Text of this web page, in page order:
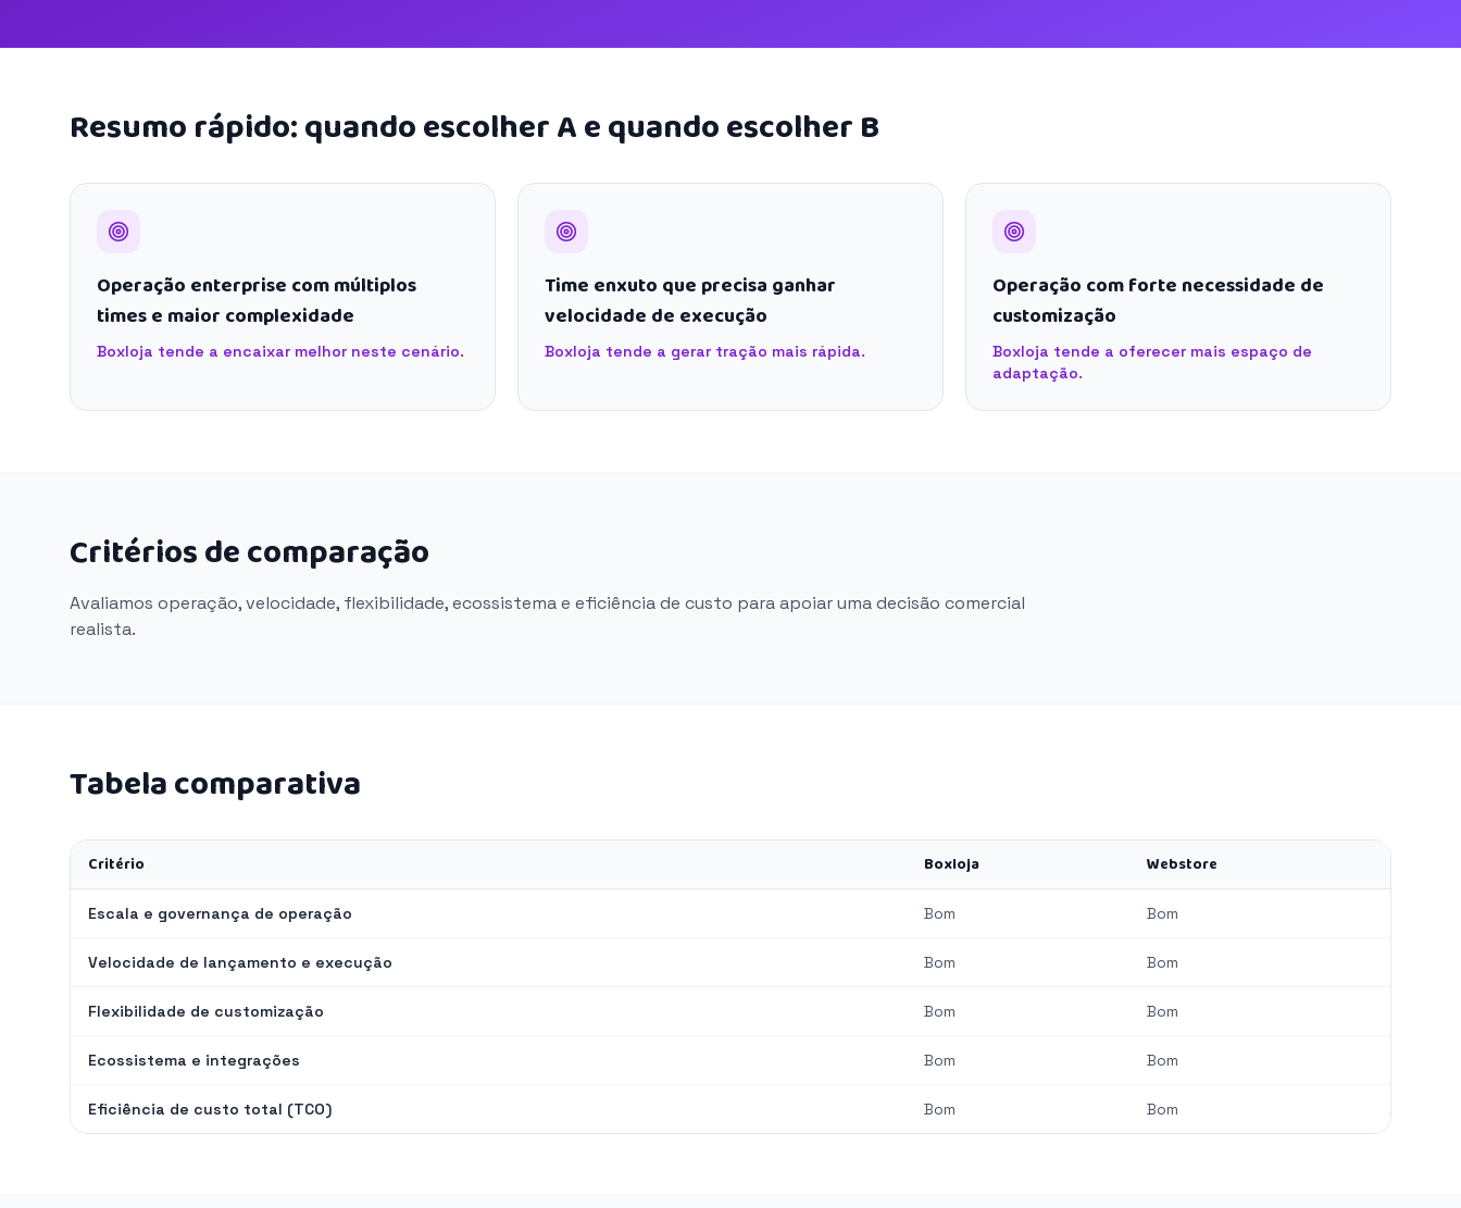
Resumo rápido: quando escolher A e quando escolher B
Operação enterprise com múltiplos
times e maior complexidade
Boxloja tende a encaixar melhor neste cenário.
Time enxuto que precisa ganhar
velocidade de execução
Boxloja tende a gerar tração mais rápida.
Operação com forte necessidade de
customização
Boxloja tende a oferecer mais espaço de
adaptação.
Critérios de comparação
Avaliamos operação, velocidade, flexibilidade, ecossistema e eficiência de custo para apoiar uma decisão comercial
realista.
Tabela comparativa
Critério Boxloja Webstore
Escala e governança de operação Bom Bom
Velocidade de lançamento e execução Bom Bom
Flexibilidade de customização Bom Bom
Ecossistema e integrações Bom Bom
Eficiência de custo total (TCO) Bom Bom